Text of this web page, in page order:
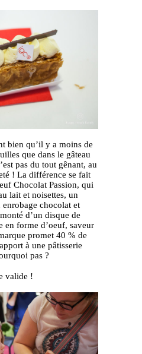
bien qu’il y a moins de
que dans le gâteau
pas du tout gênant, au
! La différence se fait
Chocolat Passion, qui
lait et noisettes, un
chocolat et
d’un disque de
en forme d’oeuf, saveur
promet 40 % de
à une pâtisserie
pas ?
valide !